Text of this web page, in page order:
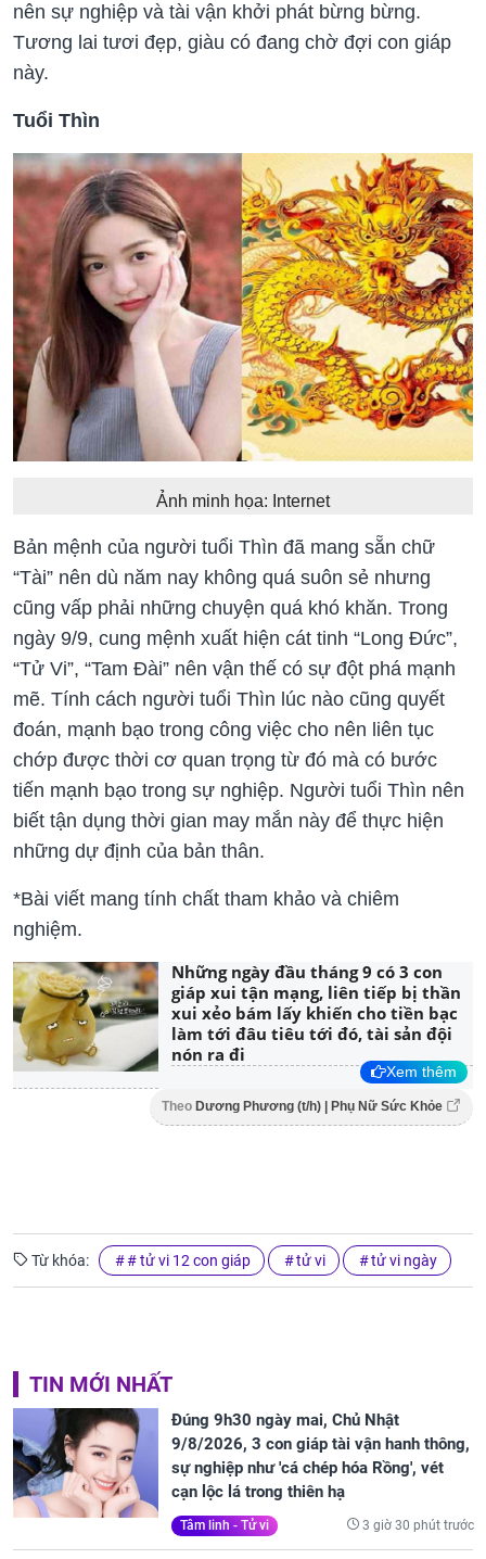
nên sự nghiệp và tài vận khởi phát bừng bừng.
Tương lai tươi đẹp, giàu có đang chờ đợi con giáp
này.
Tuổi Thìn
Ảnh minh họa: Internet
Bản mệnh của người tuổi Thìn đã mang sẵn chữ
“Tài” nên dù năm nay không quá suôn sẻ nhưng
cũng vấp phải những chuyện quá khó khăn. Trong
ngày 9/9, cung mệnh xuất hiện cát tinh “Long Đức”,
“Tử Vi”, “Tam Đài” nên vận thế có sự đột phá mạnh
mẽ. Tính cách người tuổi Thìn lúc nào cũng quyết
đoán, mạnh bạo trong công việc cho nên liên tục
chớp được thời cơ quan trọng từ đó mà có bước
tiến mạnh bạo trong sự nghiệp. Người tuổi Thìn nên
biết tận dụng thời gian may mắn này để thực hiện
những dự định của bản thân.
*Bài viết mang tính chất tham khảo và chiêm
nghiệm.
Những ngày đầu tháng 9 có 3 con
giáp xui tận mạng, liên tiếp bị thần
xui xẻo bám lấy khiến cho tiền bạc
làm tới đâu tiêu tới đó, tài sản đội
nón ra đi
Xem thêm
Theo Dương Phương (t/h) | Phụ Nữ Sức Khỏe
Từ khóa: # tử vi 12 con giáp tử vi tử vi ngày
TIN MỚI NHẤT
Đúng 9h30 ngày mai, Chủ Nhật
9/8/2026, 3 con giáp tài vận hanh thông,
sự nghiệp như 'cá chép hóa Rồng', vét
cạn lộc lá trong thiên hạ
Tâm linh - Tử vi 3 giờ 30 phút trước